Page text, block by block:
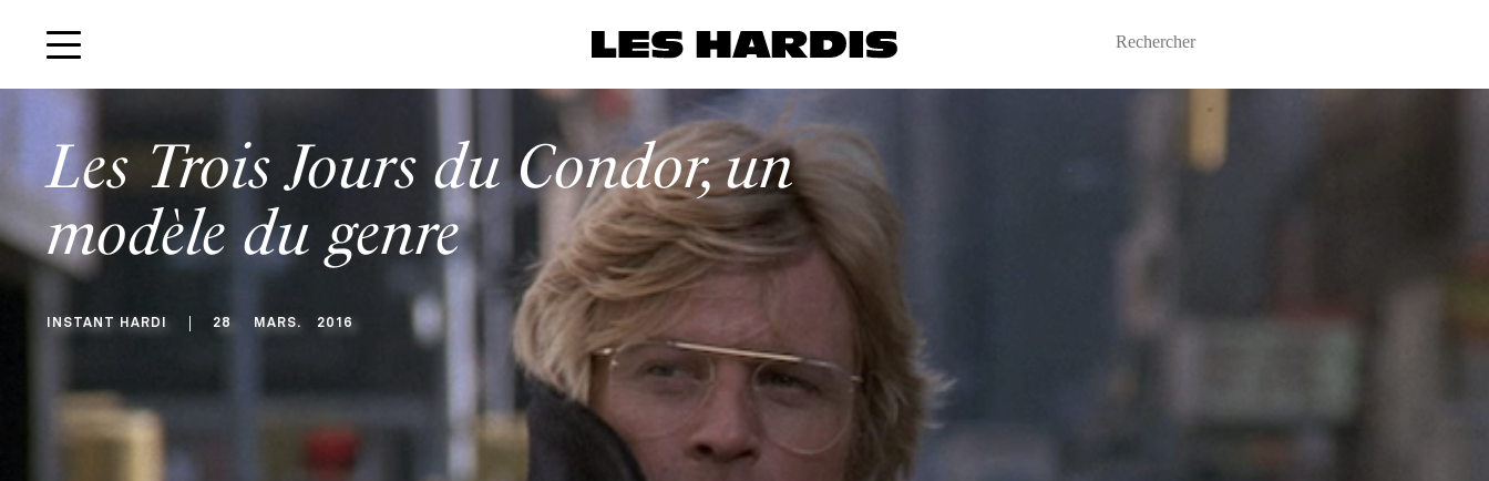
Les Trois Jours du Condor, un
modèle du genre
INSTANT HARDI 28 MARS. 2016